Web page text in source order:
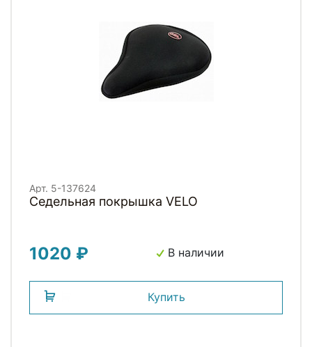
Арт. 5-137624
Седельная покрышка VELO
1020 ₽ В наличии
Купить